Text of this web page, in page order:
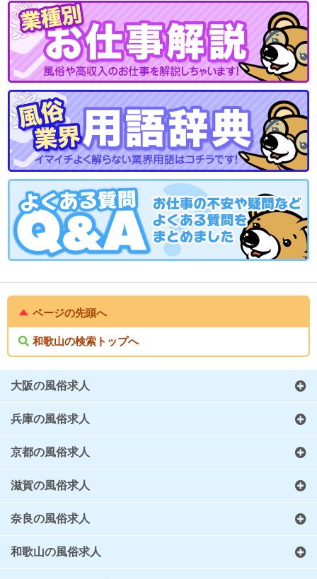
さらに綺麗な寮を完備しているので
出稼ぎの枠でも大歓迎!(^^)!
週末のみ、５日間、１か月、何でもお任せください♪
★面接に行くのが面倒・・・
大阪からお店まで送迎できます(◆*艸'v`*)
それでも面倒であれば大阪でも面接致します(^^♪
女の子第一主義のお店だからこそ
好条件高収入実現可能(*´∀｀)
ページの先頭へ
和歌山の検索トップへ
大阪の風俗求人
兵庫の風俗求人
京都の風俗求人
滋賀の風俗求人
奈良の風俗求人
和歌山の風俗求人